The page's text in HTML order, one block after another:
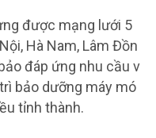
được mạng lưới 5
Hà Nam, Lâm Đồn
đáp ứng nhu cầu v
bảo dưỡng máy mó
tỉnh thành.